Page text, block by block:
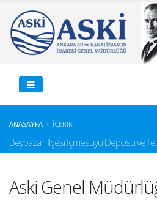
ANASAYFA İÇERIK
Beypazarı İlçesi İçmesuyu Deposu ve
Aski Genel